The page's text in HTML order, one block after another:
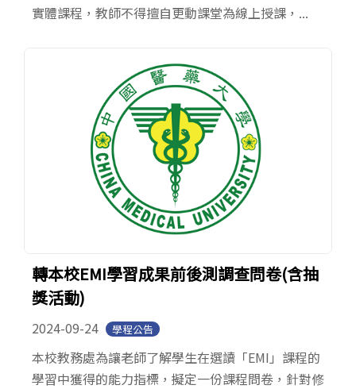
實體課程，教師不得擅自更動課堂為線上授課，...
轉本校EMI學習成果前後測調查問卷(含抽
獎活動)
2024-09-24 學程公告
本校教務處為讓老師了解學生在選讀「EMI」課程的
學習中獲得的能力指標，擬定一份課程問卷，針對修